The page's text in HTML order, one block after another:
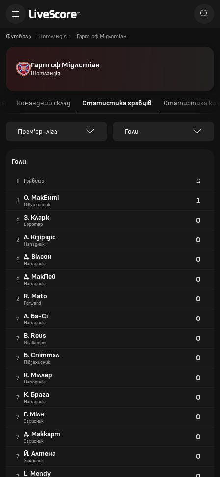
Футбол Шотландія Гарт оф Мідлотіан
Гарт оф Мідлотіан
Шотландія
Командний склад Статистика гравців Статистика
Прем'єр-ліга Голи
Голи
# Гравець G
1 О. МакЕнті
Півзахисник 1
2 З. Кларк
Воротар 0
2 А. Кізірідіс
Нападник 0
2 Д. Вілсон
Нападник 0
2 Д. МакПей
Нападник 0
2 R. Mato
Forward 0
7 А. Ба-Сі
Нападник 0
7 B. Reus
Goalkeeper 0
7 Б. Спіттал
Півзахисник 0
7 К. Міллер
Нападник 0
7 К. Брага
Нападник 0
7 Г. Мілн
Захисник 0
7 Д. Маккарт
Захисник 0
7 Й. Алтена
Захисник 0
L. Mendy